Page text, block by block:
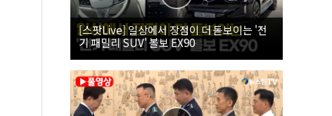
[스팟Live] 일상에서 장점이 더 돋보이는 '전
기 패밀리 SUV' 볼보 EX90